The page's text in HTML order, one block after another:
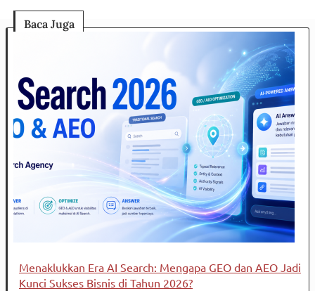
Baca Juga
Menaklukkan Era AI Search: Mengapa GEO dan AEO Jadi
Kunci Sukses Bisnis di Tahun 2026?